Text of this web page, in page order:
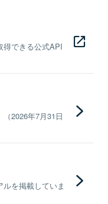
得できる公式API
2026年7月31日
を掲載していま